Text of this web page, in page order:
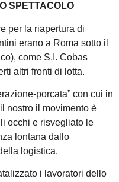
SPETTACOLO
per la riapertura di
erano a Roma sotto il
come S.I. Cobas
altri fronti di lotta.
porcata” con cui in
nostro il movimento è
occhi e risvegliato le
lontana dallo
logistica.
i lavoratori dello